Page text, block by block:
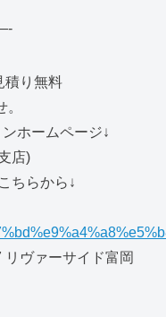
り無料
ホームページ↓
店)
ちらから↓
ヴァーサイド富岡